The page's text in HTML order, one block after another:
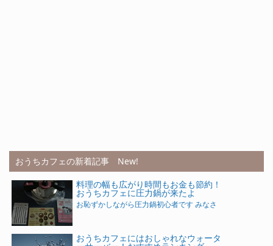
おうちカフェの新着記事 New!
料理の幅も広がり時間もお金も節約！
おうちカフェに圧力鍋が来たよ
お恥ずかしながら圧力鍋初心者です みなさ
おうちカフェにはおしゃれなウォータ